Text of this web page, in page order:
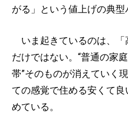
がる」という値上げの典型
いま起きているのは、「
だけではない。“普通の家
帯”そのものが消えていく
ての感覚で住める安くて
めている。